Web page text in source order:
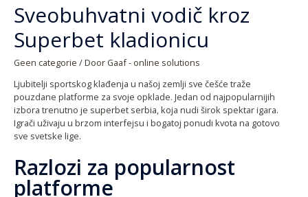
Sveobuhvatni vodič kroz
Superbet kladionicu
Geen categorie / Door Gaaf - online solutions
Ljubitelji sportskog klađenja u našoj zemlji sve češće traže
pouzdane platforme za svoje opklade. Jedan od najpopularnijih
izbora trenutno je superbet serbia, koja nudi širok spektar igara.
Igrači uživaju u brzom interfejsu i bogatoj ponudi kvota na gotovo
sve svetske lige.
Razlozi za popularnost
platforme